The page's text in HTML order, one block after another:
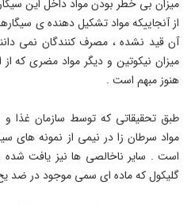
میزان بی خطر بودن مواد داخل این
از آنجاییکه مواد تشکیل دهنده ی
آن قید نشده ، مصرف کنندگان نمی
میزان نیکوتین و دیگر مواد مضری که
هنوز مبهم است .
طبق تحقیقاتی که توسط سازمان غذا و
مواد سرطان زا در نیمی از نمونه های
است . سایر ناخالصی ها نیز یافت شده
گلیکول که ماده ای سمی موجود در ضد